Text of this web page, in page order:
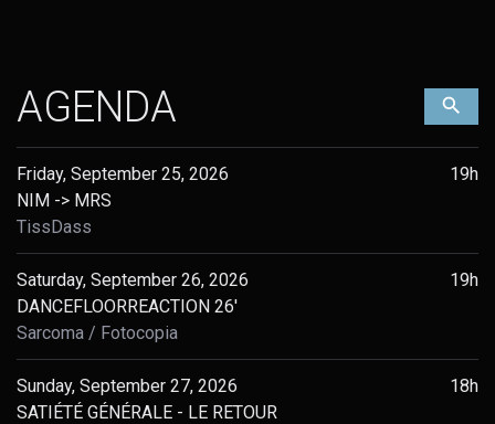
AGENDA
Friday, September 25, 2026
19h
NIM -> MRS
TissDass
Saturday, September 26, 2026
19h
DANCEFLOORREACTION 26'
Sarcoma
Fotocopia
Sunday, September 27, 2026
18h
SATIÉTÉ GÉNÉRALE - LE RETOUR